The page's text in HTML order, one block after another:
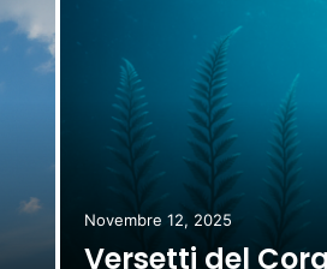
Novembre 12, 2025
Versetti del